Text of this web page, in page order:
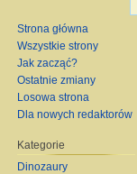
Strona główna
Wszystkie strony
Jak zacząć?
Ostatnie zmiany
Losowa strona
Dla nowych redaktorów
Kategorie
Dinozaury